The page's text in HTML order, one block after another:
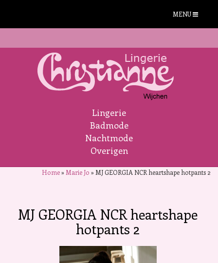
MENU
Lingerie
Badmode
Nachtmode
Overigen
Home» Marie Jo » MJ GEORGIA NCR heartshape hotpants 2
MJ GEORGIA NCR heartshape
hotpants 2